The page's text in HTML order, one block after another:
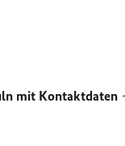
mit Kontaktdaten